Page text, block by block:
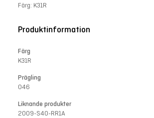
Färg: K31R
Produktinformation
Färg
K31R
Prägling
046
Liknande produkter
2009-S40-RR1A